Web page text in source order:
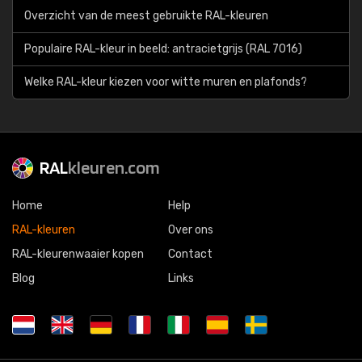
Overzicht van de meest gebruikte RAL-kleuren
Populaire RAL-kleur in beeld: antracietgrijs (RAL 7016)
Welke RAL-kleur kiezen voor witte muren en plafonds?
RALkleuren.com
Home
RAL-kleuren
RAL-kleurenwaaier kopen
Blog
Help
Over ons
Contact
Links